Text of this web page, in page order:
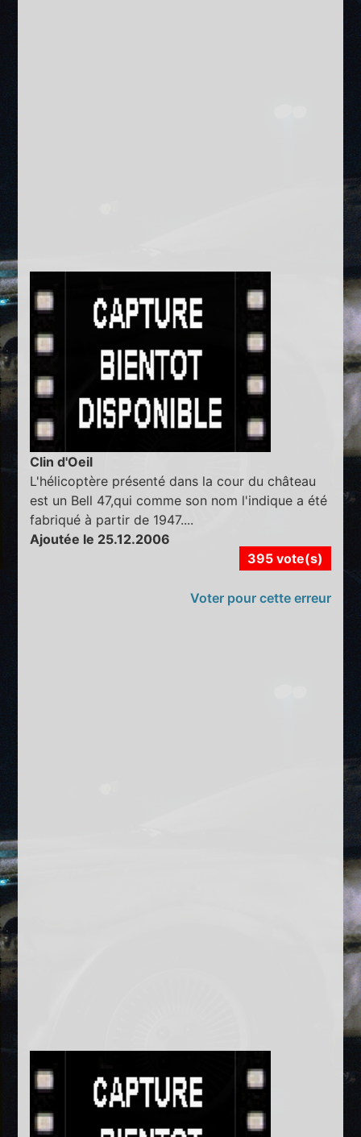
Clin d'Oeil
L'hélicoptère présenté dans la cour du château
est un Bell 47,qui comme son nom l'indique a été
fabriqué à partir de 1947....
Ajoutée le 25.12.2006
395 vote(s)
Voter pour cette erreur